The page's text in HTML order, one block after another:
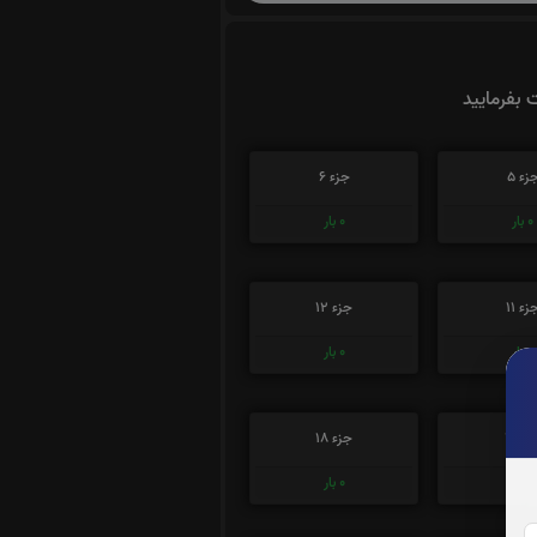
بفرمایید
5
0 بار
جزء 6
0 بار
11
0بار
جزء 12
0 بار
جزء 18
0 بار